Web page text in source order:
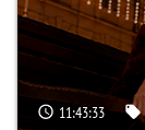
11:43:32